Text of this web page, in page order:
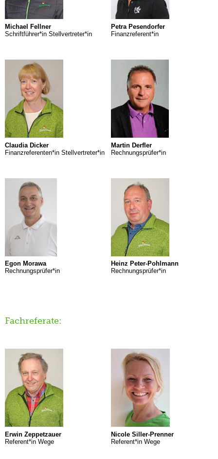
Michael Fellner
Schriftführer*in Stellvertreter*in
Petra Pesendorfer
Finanzreferent*in
Claudia Dicker
Finanzreferenten*in Stellvertreter*in
Martin Derfler
Rechnungsprüfer*in
Egon Morawa
Rechnungsprüfer*in
Heinz Peter-Pohlmann
Rechnungsprüfer*in
Fachreferate:
Erwin Zeppetzauer
Referent*in Wege
Nicole Siller-Prenner
Referent*in Wege